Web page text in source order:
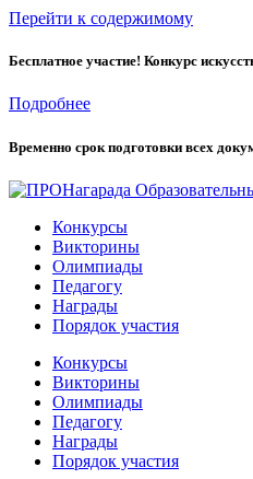
Перейти к содержимому
Бесплатное участие! Конкурс
Подробнее
Временно cрок подготовки всех
Конкурсы
Викторины
Олимпиады
Педагогу
Награды
Порядок участия
Конкурсы
Викторины
Олимпиады
Педагогу
Награды
Порядок участия